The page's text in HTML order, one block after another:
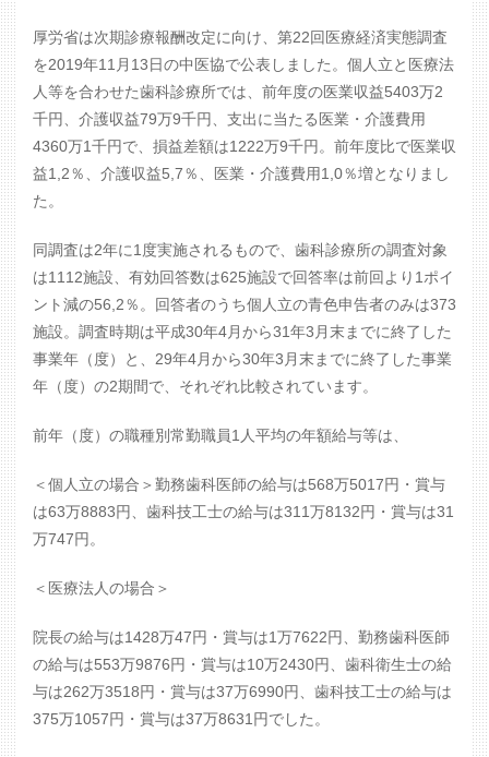
厚労省は次期診療報酬改定に向け、第22回医療経済実態調査
を2019年11月13日の中医協で公表しました。個人立と医療法
人等を合わせた歯科診療所では、前年度の医業収益5403万2
千円、介護収益79万9千円、支出に当たる医業・介護費用
4360万1千円で、損益差額は1222万9千円。前年度比で医業収
益1,2％、介護収益5,7％、医業・介護費用1,0％増となりまし
た。
同調査は2年に1度実施されるもので、歯科診療所の調査対象
は1112施設、有効回答数は625施設で回答率は前回より1ポイ
ント減の56,2％。回答者のうち個人立の青色申告者のみは373
施設。調査時期は平成30年4月から31年3月末までに終了した
事業年（度）と、29年4月から30年3月末までに終了した事業
年（度）の2期間で、それぞれ比較されています。
前年（度）の職種別常勤職員1人平均の年額給与等は、
＜個人立の場合＞勤務歯科医師の給与は568万5017円・賞与
は63万8883円、歯科技工士の給与は311万8132円・賞与は31
万747円。
＜医療法人の場合＞
院長の給与は1428万47円・賞与は1万7622円、勤務歯科医師
の給与は553万9876円・賞与は10万2430円、歯科衛生士の給
与は262万3518円・賞与は37万6990円、歯科技工士の給与は
375万1057円・賞与は37万8631円でした。